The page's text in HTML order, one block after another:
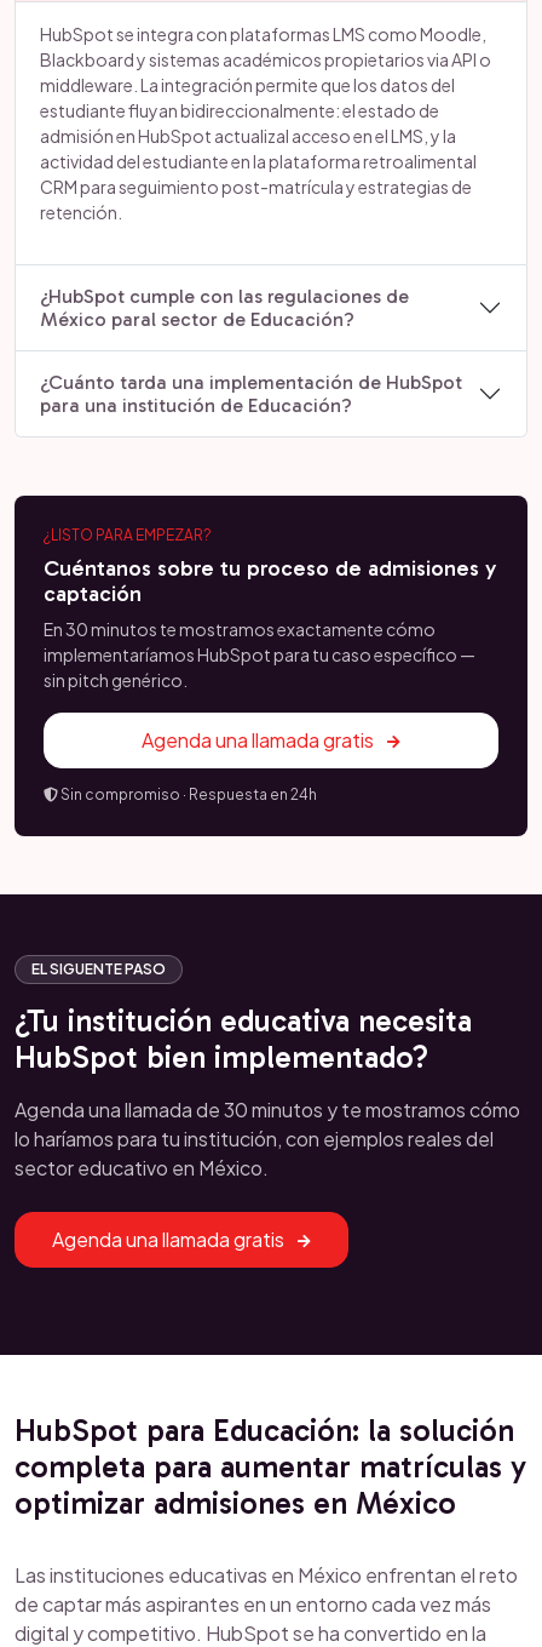
HubSpot se integra con plataformas LMS como Moodle,
Blackboard y sistemas académicos propietarios via API o
middleware. La integración permite que los datos del
estudiante fluyan bidireccionalmente: el estado de
admisión en HubSpot actualizal acceso en el LMS, y la
actividad del estudiante en la plataforma retroalimental
CRM para seguimiento post-matrícula y estrategias de
retención.
¿HubSpot cumple con las regulaciones de
México paral sector de Educación?
¿Cuánto tarda una implementación de HubSpot
para una institución de Educación?
¿LISTO PARA EMPEZAR?
Cuéntanos sobre tu proceso de admisiones y
captación
En 30 minutos te mostramos exactamente cómo
implementaríamos HubSpot para tu caso específico —
sin pitch genérico.
Agenda una llamada gratis
Sin compromiso · Respuesta en 24h
EL SIGUENTE PASO
¿Tu institución educativa necesita
HubSpot bien implementado?
Agenda una llamada de 30 minutos y te mostramos cómo
lo haríamos para tu institución, con ejemplos reales del
sector educativo en México.
Agenda una llamada gratis
HubSpot para Educación: la solución
completa para aumentar matrículas y
optimizar admisiones en México
Las instituciones educativas en México enfrentan el reto
de captar más aspirantes en un entorno cada vez más
digital y competitivo. HubSpot se ha convertido en la